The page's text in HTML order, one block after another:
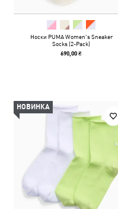
Носки PUMA Women's Sneaker
Socks (2-Pack)
690,00 ₴
НОВИНКА